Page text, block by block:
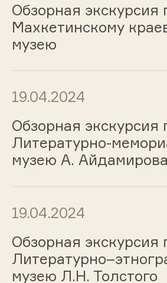
Обзорная экскурсия
Махкетинскому
музею
19.04.2024
Обзорная экскурсия
Литературно-
музею А. Айдамирова
19.04.2024
Обзорная экскурсия
музею Л.Н. Толстого